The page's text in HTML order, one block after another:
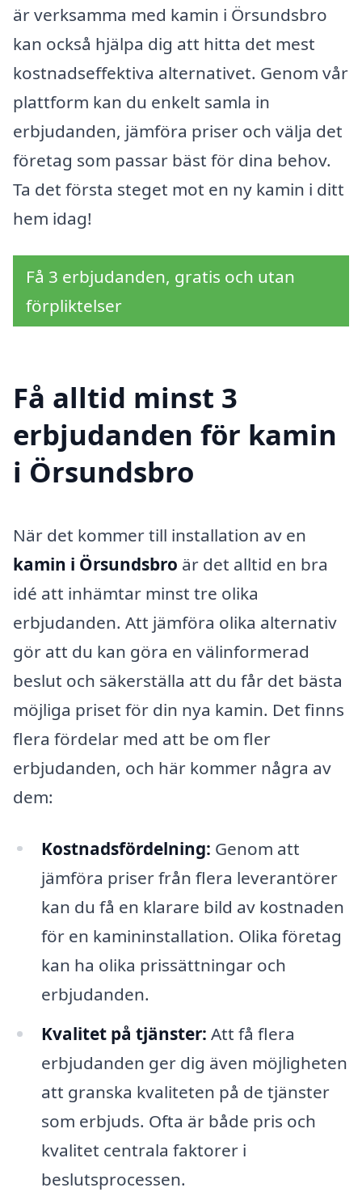
är verksamma med kamin i Örsundsbro
kan också hjälpa dig att hitta det mest
kostnadseffektiva alternativet. Genom vår
plattform kan du enkelt samla in
erbjudanden, jämföra priser och välja det
företag som passar bäst för dina behov.
Ta det första steget mot en ny kamin i ditt
hem idag!
Få 3 erbjudanden, gratis och utan
förpliktelser
Få alltid minst 3
erbjudanden för kamin
i Örsundsbro
När det kommer till installation av en
kamin i Örsundsbro är det alltid en bra
idé att inhämtar minst tre olika
erbjudanden. Att jämföra olika alternativ
gör att du kan göra en välinformerad
beslut och säkerställa att du får det bästa
möjliga priset för din nya kamin. Det finns
flera fördelar med att be om fler
erbjudanden, och här kommer några av
dem:
Kostnadsfördelning: Genom att
jämföra priser från flera leverantörer
kan du få en klarare bild av kostnaden
för en kamininstallation. Olika företag
kan ha olika prissättningar och
erbjudanden.
Kvalitet på tjänster: Att få flera
erbjudanden ger dig även möjligheten
att granska kvaliteten på de tjänster
som erbjuds. Ofta är både pris och
kvalitet centrala faktorer i
beslutsprocessen.